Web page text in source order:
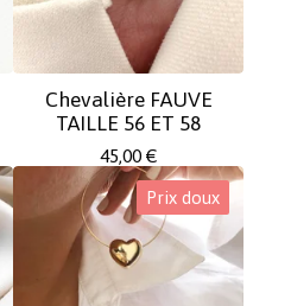
Chevalière FAUVE
TAILLE 56 ET 58
45,00 €
Prix doux